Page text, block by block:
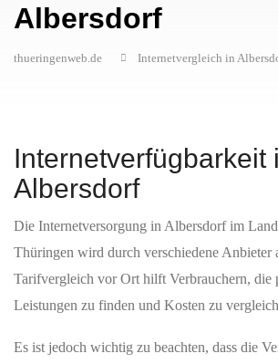
Albersdorf
thueringenweb.de Internetvergleich in
Internetverfügbarkeit
Albersdorf
Die Internetversorgung in Albersdorf im
Thüringen wird durch verschiedene Anbieter
Tarifvergleich vor Ort hilft Verbrauchern, die
Leistungen zu finden und Kosten zu
Es ist jedoch wichtig zu beachten, dass die